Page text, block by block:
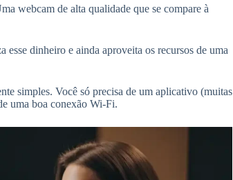
webcam de alta qualidade que se compare à
dinheiro e ainda aproveita os recursos de uma
simples. Você só precisa de um aplicativo (muitas
uma boa conexão Wi-Fi.